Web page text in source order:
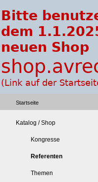
Startseite
Katalog / Shop
Kongresse
Referenten
Themen